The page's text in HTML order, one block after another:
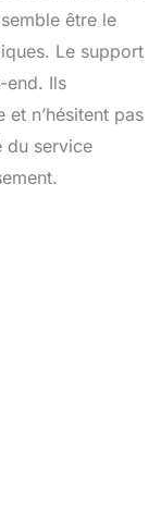
être le
Le support
end. Ils
n’hésitent pas
du service